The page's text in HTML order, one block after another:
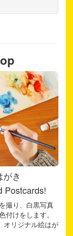
き
Postcards!
撮り、白黒写真
けをします。
オリジナル絵はが